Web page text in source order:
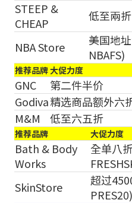
STEEP &
CHEAP
低至兩折
NBA Store
美国地
NBAFS)
推荐品牌大促力度
GNC 第二件半价
Godiva精选商品额外六
M&M
低至六五折
推荐品牌 大促力度
Bath & Body
Works
全单八
SkinStore
超过
PRES20)